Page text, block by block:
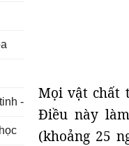
Mọi vật chất
Điều này
(khoảng 25
- UFO